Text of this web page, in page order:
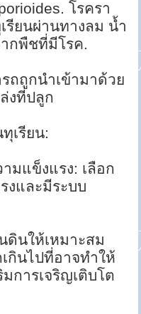
โรครา
รียนผ่านทางลม น้ำ
กพืชที่มีโรค.
ถถูกนำเข้ามาด้วย
งที่ปลูก
เรียน:
มแข็งแรง: เลือก
งและมีระบบ
ดินให้เหมาะสม
กินไปที่อาจทำให้
การเจริญเติบโต